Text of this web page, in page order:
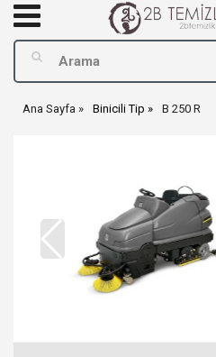
Ana Sayfa Binicili Tip B 250 R